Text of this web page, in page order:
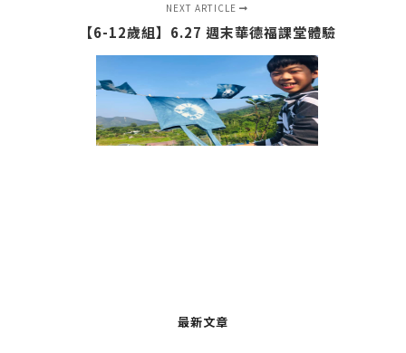
NEXT ARTICLE
【6-12歲組】6.27 週末華德福課堂體驗
最新文章